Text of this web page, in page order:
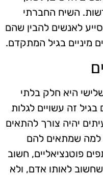
השיח החברתי
לאנשים להבין שהם
מיניים בגיל המתקדם.
היא חלק בלתי
זה עשויים לגלות
יהיה צורך להתאים
למה שמתאים להם
פוטנציאליים, חשוב
לאותו אדם, ולא